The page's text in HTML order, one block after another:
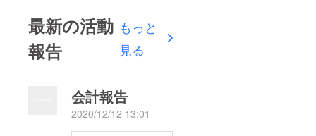
最新の活動
報告
もっと
見る
会計報告
2020/12/12 13:01